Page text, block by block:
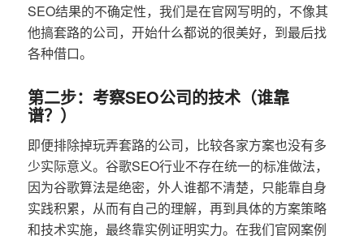
SEO结果的不确定性，我们是在官网写明的，不像其
他搞套路的公司，开始什么都说的很美好，到最后找
各种借口。
第二步：考察SEO公司的技术（谁靠
谱？）
即便排除掉玩弄套路的公司，比较各家方案也没有多
少实际意义。谷歌SEO行业不存在统一的标准做法，
因为谷歌算法是绝密，外人谁都不清楚，只能靠自身
实践积累，从而有自己的理解，再到具体的方案策略
和技术实施，最终靠实例证明实力。在我们官网案例